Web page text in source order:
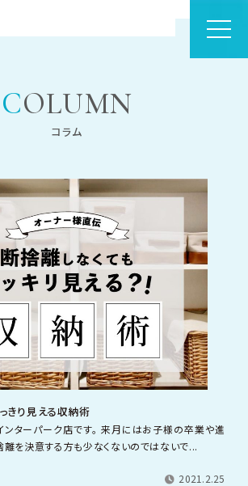
COLUMN
コラム
きり見える収納術
ンターパーク店です。 来月にはお子様の卒業や進
離を決意する方も少なくないのではないで...
2021.2.25